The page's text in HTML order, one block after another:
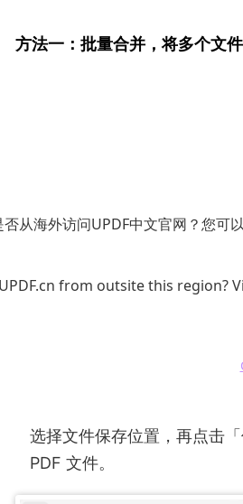
从海外访问UPDF中文官网？您可
from outsite this
方法一：批量合并，将多个文
开的文件」，可直接导入
夹」，可一次性导入整个
选择文件保存位置，再点击
PDF 文件。